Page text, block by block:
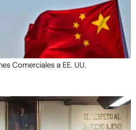
Comerciales a EE. UU.